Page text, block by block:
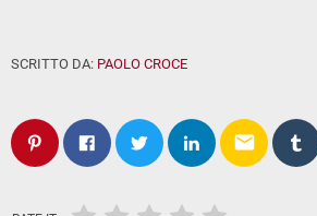
SCRITTO DA: PAOLO CROCE
email